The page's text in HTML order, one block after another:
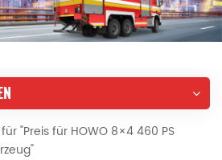
русский
日本語
"Preis für HOWO 8×4 460 PS